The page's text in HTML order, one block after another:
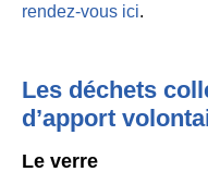
rendez-vous ici.
Les déchets
d’apport
Le verre